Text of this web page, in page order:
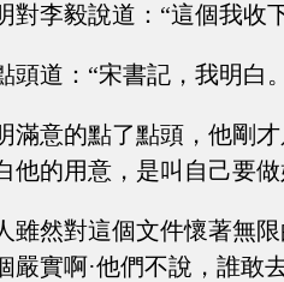
對李毅說道：“這個我收
頭道：“宋書記，我明白
滿意的點了點頭，他剛
他的用意，是叫自己要
雖然對這個文件懷著無
嚴實啊·他們不說，誰敢